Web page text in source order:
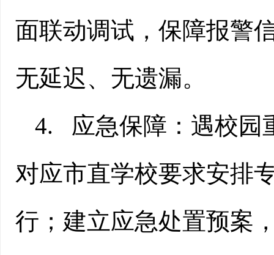
面联动调试，保障报警
无延迟、无遗漏。
4. 应急保障：遇校园
对应市直学校要求安排
行；建立应急处置预案